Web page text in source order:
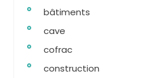
bâtiments
cave
cofrac
construction